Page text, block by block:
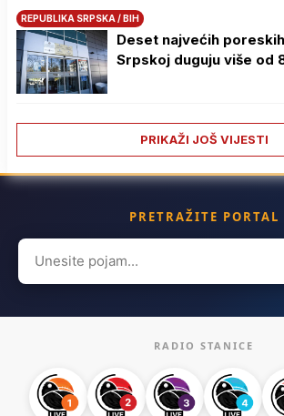
REPUBLIKA SRPSKA / BIH
Deset najvećih
Srpskoj duguju više od
PRIKAŽI JOŠ VIJESTI
PRETRAŽITE PORTAL
Search
for:
RADIO STANICE